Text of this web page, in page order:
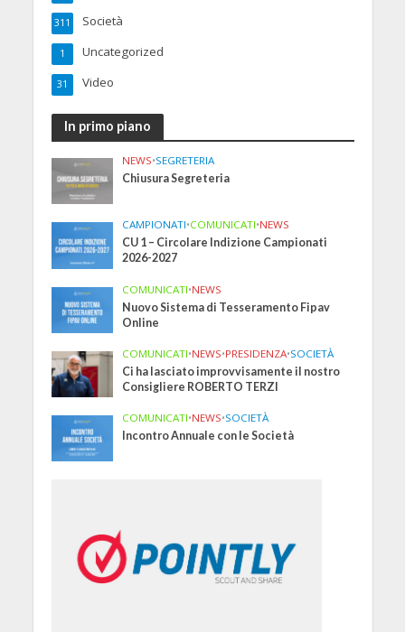
Società
311
Uncategorized
1
Video
31
In primo piano
NEWS•SEGRETERIA
Chiusura Segreteria
CAMPIONATI•COMUNICATI•NEWS
CU 1 – Circolare Indizione Campionati
2026-2027
COMUNICATI•NEWS
Nuovo Sistema di Tesseramento Fipav
Online
COMUNICATI•NEWS•PRESIDENZA•SOCIETÀ
Ci ha lasciato improvvisamente il nostro
Consigliere ROBERTO TERZI
COMUNICATI•NEWS•SOCIETÀ
Incontro Annuale con le Società